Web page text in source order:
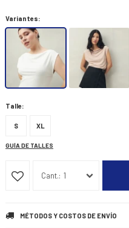
Variantes:
Talle:
S XL
GUÍA DE TALLES
1
MÉTODOS Y COSTOS DE ENVÍO